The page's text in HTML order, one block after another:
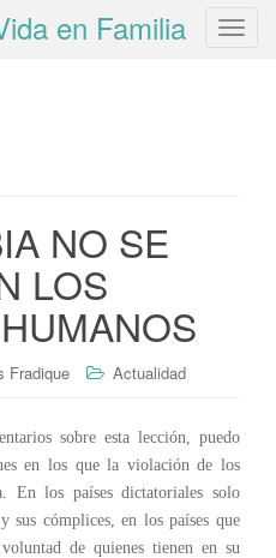
T
n
en Familia
NO SE
LOS
Fradique Actualidad
sobre esta lección, puedo
en los que la violación de los
En los países dictatoriales solo
cómplices, en los países que
de quienes tienen en su